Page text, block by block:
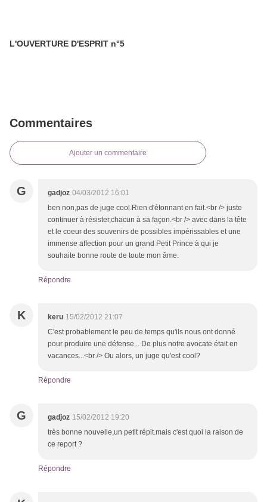
L'OUVERTURE D'ESPRIT n°5
Commentaires
Ajouter un commentaire
G gadjoz 04/03/2012 16:01
ben non,pas de juge cool.Rien d'étonnant en fait.<br /> juste
continuer à résister,chacun à sa façon.<br /> avec dans la tête
et le coeur des souvenirs de possibles impérissables et une
immense affection pour un grand Petit Prince à qui je
souhaite bonne route de toute mon âme.
Répondre
K keru 15/02/2012 21:07
C'est probablement le peu de temps qu'ils nous ont donné
pour produire une défense... De plus notre avocate était en
vacances...<br /> Ou alors, un juge qu'est cool?
Répondre
G gadjoz 15/02/2012 19:20
très bonne nouvelle,un petit répit.mais c'est quoi la raison de
ce report ?
Répondre